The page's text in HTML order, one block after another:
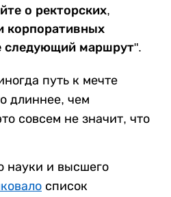
о ректорских,
корпоративных
следующий маршрут".
путь к мечте
длиннее, чем
совсем не значит, что
науки и высшего
список